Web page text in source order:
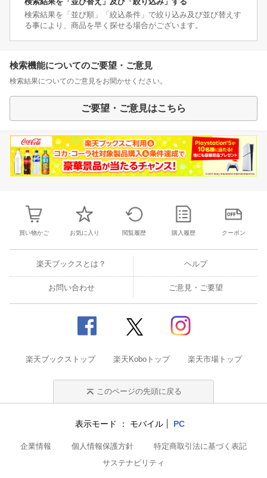
検索結果を「並び順」「絞込条件」で絞り込み及び並び替えす
る事により、商品を早く探せる場合がございます。
検索機能についてのご要望・ご意見
検索結果についてのご意見をお聞かせください。
ご要望・ご意見はこちら
買い物かご お気に入り 閲覧履歴 購入履歴 クーポン
楽天ブックスとは？ ヘルプ
お問い合わせ ご意見・ご要望
楽天ブックストップ 楽天Koboトップ 楽天市場トップ
このページの先頭に戻る
表示モード モバイル PC
企業情報 個人情報保護方針
特定商取引法に基づく表記
サステナビリティ